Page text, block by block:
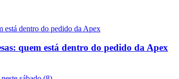
quem está dentro do pedido da Apex